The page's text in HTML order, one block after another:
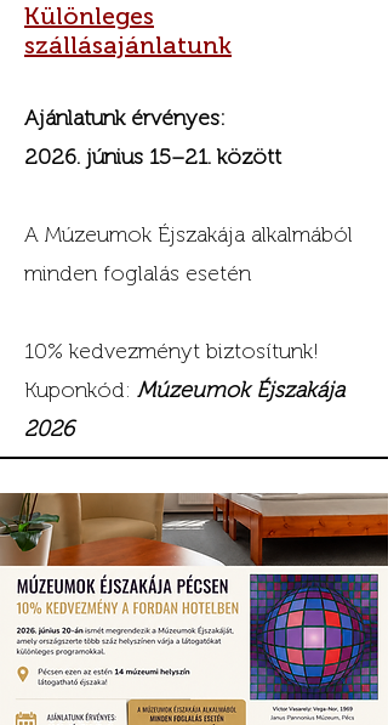
Különleges
szállásajánlatunk
Ajánlatunk érvényes:
2026. június 15–21. között
A Múzeumok Éjszakája alkalmából
minden foglalás esetén
10% kedvezményt biztosítunk!
Kuponkód: Múzeumok Éjszakája
2026